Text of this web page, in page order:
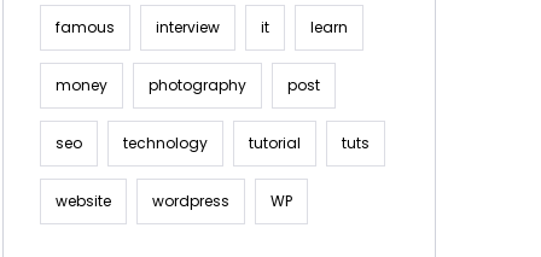
famous interview it learn
money photography post
seo technology tutorial tuts
website wordpress WP